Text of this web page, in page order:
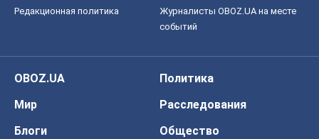
Редакционная политика
Журналисты OBOZ.UA на месте
событий
OBOZ.UA
Политика
Мир
Расследования
Блоги
Общество